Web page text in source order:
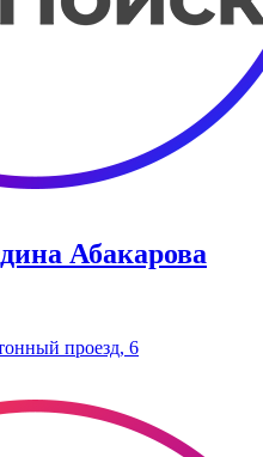
Абакарова
проезд, 6